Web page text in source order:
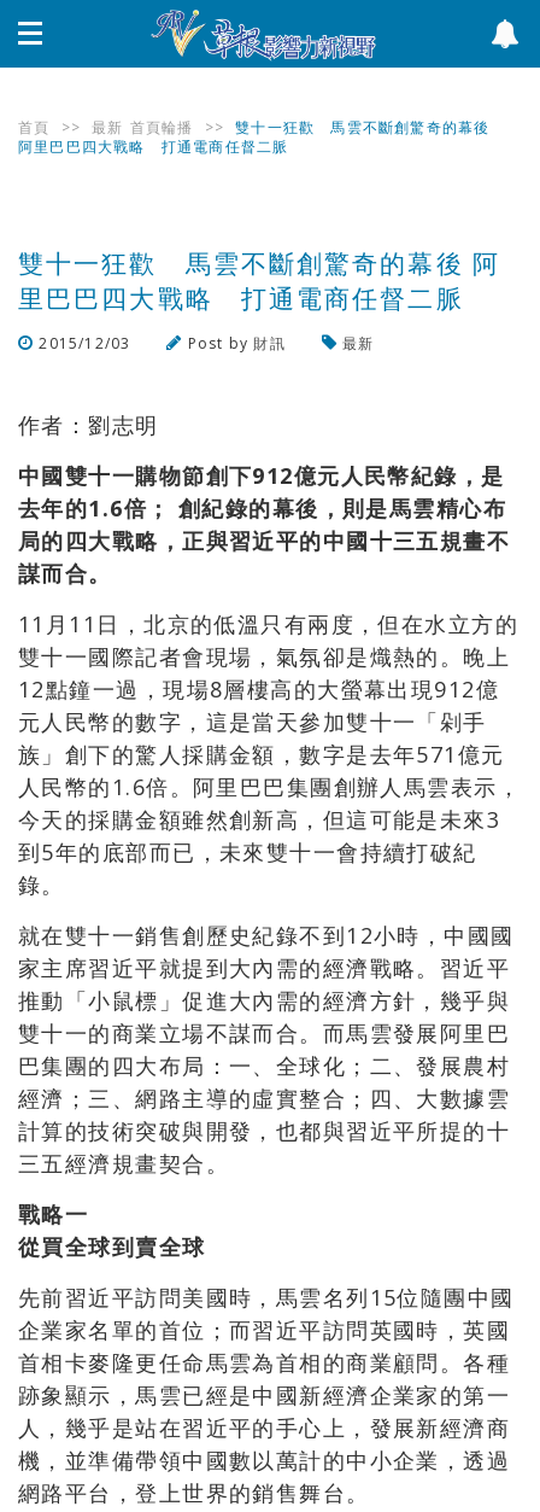
首頁 >> 最新 首頁輪播 >>
雙十一狂歡 馬雲不斷創驚奇的幕後
阿里巴巴四大戰略 打通電商任督二脈
雙十一狂歡 馬雲不斷創驚奇的幕後 阿
里巴巴四大戰略 打通電商任督二脈
2015/12/03 Post by 財訊
最新
作者：劉志明
中國雙十一購物節創下912億元人民幣紀錄，是
去年的1.6倍； 創紀錄的幕後，則是馬雲精心布
局的四大戰略，正與習近平的中國十三五規畫不
謀而合。
11月11日，北京的低溫只有兩度，但在水立方的
雙十一國際記者會現場，氣氛卻是熾熱的。晚上
12點鐘一過，現場8層樓高的大螢幕出現912億
元人民幣的數字，這是當天參加雙十一「剁手
族」創下的驚人採購金額，數字是去年571億元
人民幣的1.6倍。阿里巴巴集團創辦人馬雲表示，
今天的採購金額雖然創新高，但這可能是未來3
到5年的底部而已，未來雙十一會持續打破紀
錄。
就在雙十一銷售創歷史紀錄不到12小時，中國國
家主席習近平就提到大內需的經濟戰略。習近平
推動「小鼠標」促進大內需的經濟方針，幾乎與
雙十一的商業立場不謀而合。而馬雲發展阿里巴
巴集團的四大布局：一、全球化；二、發展農村
經濟；三、網路主導的虛實整合；四、大數據雲
計算的技術突破與開發，也都與習近平所提的十
三五經濟規畫契合。
戰略一
從買全球到賣全球
先前習近平訪問美國時，馬雲名列15位隨團中國
企業家名單的首位；而習近平訪問英國時，英國
首相卡麥隆更任命馬雲為首相的商業顧問。各種
跡象顯示，馬雲已經是中國新經濟企業家的第一
人，幾乎是站在習近平的手心上，發展新經濟商
機，並準備帶領中國數以萬計的中小企業，透過
網路平台，登上世界的銷售舞台。